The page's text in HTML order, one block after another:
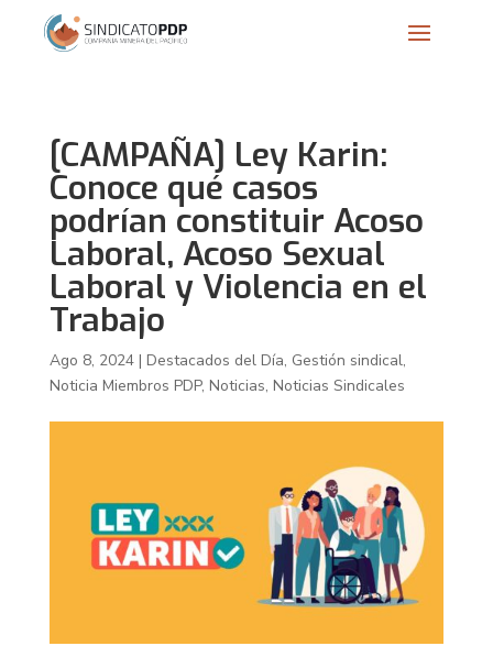
[CAMPAÑA] Ley Karin:
Conoce qué casos
podrían constituir Acoso
Laboral, Acoso Sexual
Laboral y Violencia en el
Trabajo
Ago 8, 2024| Destacados del Día, Gestión sindical,
Noticia Miembros PDP, Noticias, Noticias Sindicales